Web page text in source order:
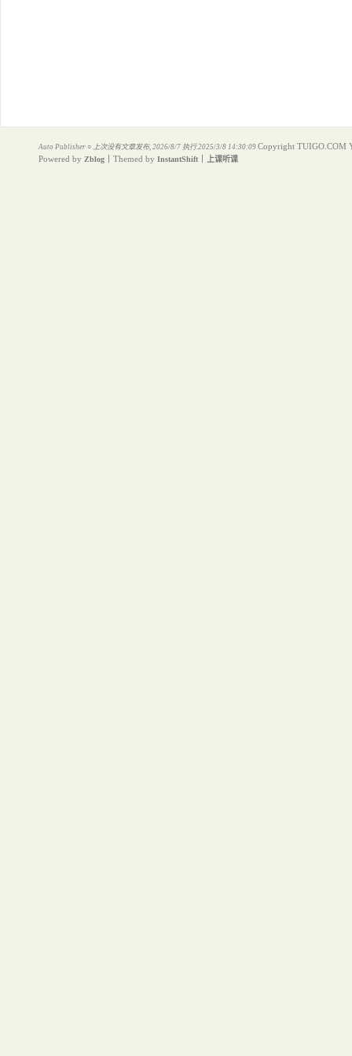
Auto Publisher ○ 上次没有文章发布, 2026/8/7 执行.2025/3/8 14:30:09 Copyright TUIGO.COM
Powered by Zblog 丨Themed by InstantShift 上课听课